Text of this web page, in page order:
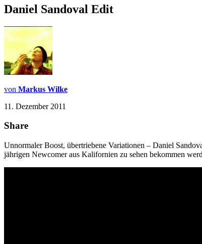
Daniel Sandoval Edit
von Markus Wilke
11. Dezember 2011
Share
Unnormaler Boost, übertriebene Variationen – Daniel
jährigen Newcomer aus Kalifornien zu sehen bekommen